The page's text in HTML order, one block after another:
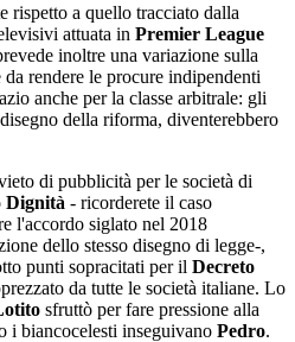
rispetto a quello tracciato dalla
attuata in Premier League
inoltre una variazione sulla
rendere le procure indipendenti
anche per la classe arbitrale: gli
della riforma, diventerebbero
di pubblicità per le società di
Dignità - ricorderete il caso
l'accordo siglato nel 2018
dello stesso disegno di legge-,
punti sopracitati per il Decreto
da tutte le società italiane. Lo
sfruttò per fare pressione alla
i biancocelesti inseguivano Pedro.